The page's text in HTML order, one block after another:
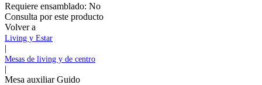
Requiere ensamblado: No
Consulta por este producto
Volver a
Living y Estar
|
Mesas de living y de centro
|
Mesa auxiliar Guido